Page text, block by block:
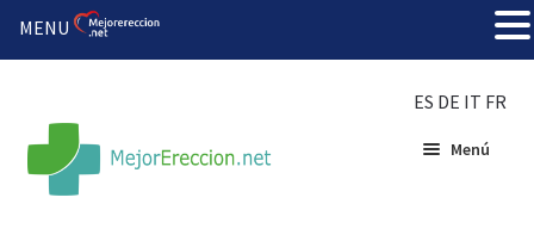
ES DE IT FR
Menú
MENU